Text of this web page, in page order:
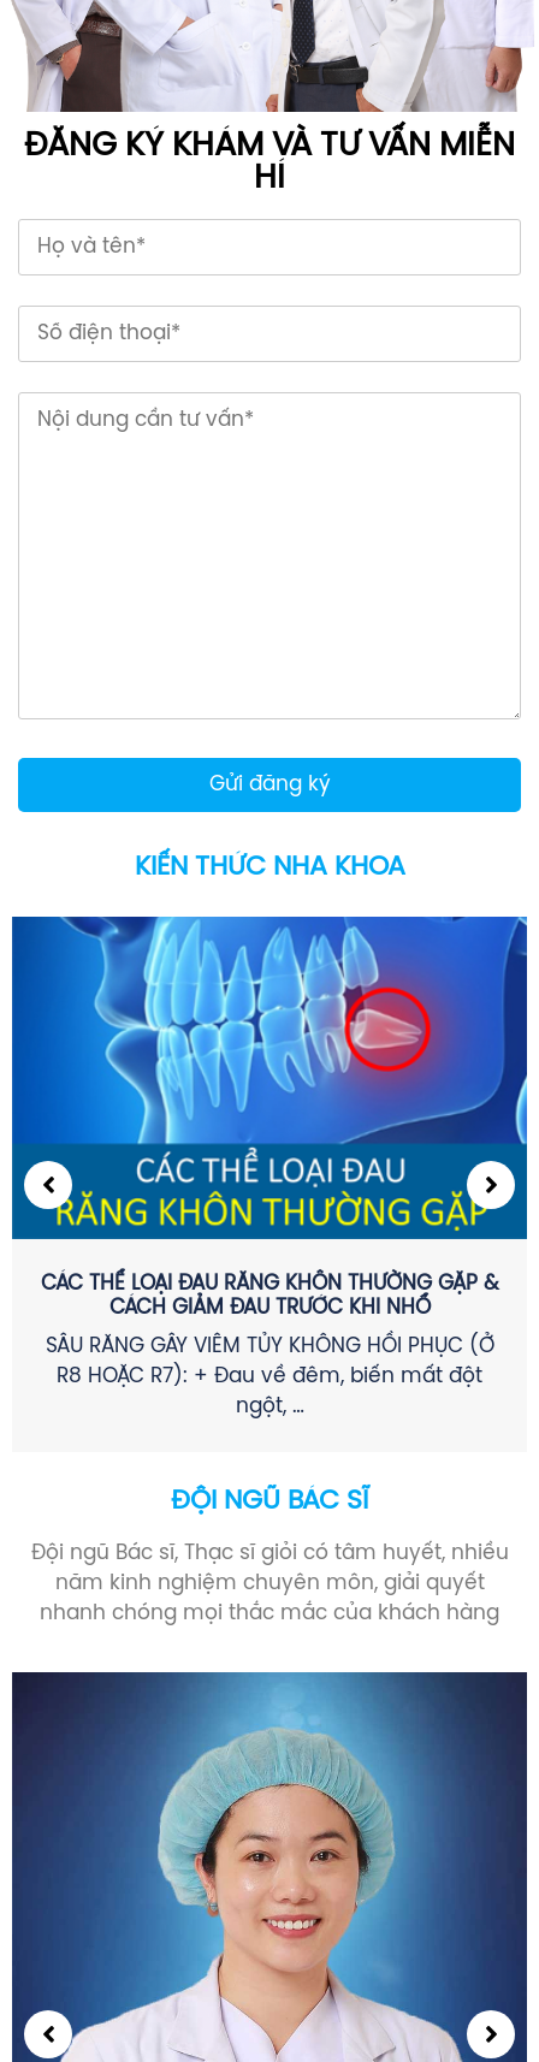
ĐĂNG KÝ KHÁM VÀ TƯ VẤN MIỄN
HÍ
KIẾN THỨC NHA KHOA
CÁC THỂ LOẠI ĐAU RĂNG KHÔN THƯỜNG GẶP &
CÁCH GIẢM ĐAU TRƯỚC KHI NHỔ
SÂU RĂNG GÂY VIÊM TỦY KHÔNG HỒI PHỤC (Ở
R8 HOẶC R7): + Đau về đêm, biến mất đột
ngột, …
ĐỘI NGŨ BÁC SĨ
Đội ngũ Bác sĩ, Thạc sĩ giỏi có tâm huyết, nhiều
năm kinh nghiệm chuyên môn, giải quyết
nhanh chóng mọi thắc mắc của khách hàng